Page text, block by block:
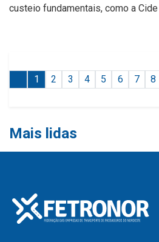
custeio fundamentais, como a Cide
1 2 3 4 5 6 7 8
Mais lidas